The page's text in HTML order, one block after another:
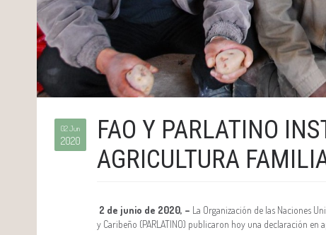
02 Jun
2020
FAO Y PARLATINO
AGRICULTURA
2 de junio de 2020, – La Organización de las Naciones
y Caribeño (PARLATINO) publicaron hoy una declaración en